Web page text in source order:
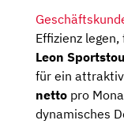
Effizienz
Leon
für ein
netto pro
dynamisches